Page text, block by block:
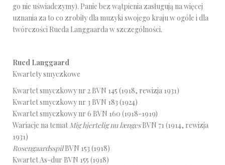
go nie uświadczymy). Panie bez wątpienia zasługują na więcej
uznania za to co zrobiły dla muzyki swojego kraju w ogóle i dla
twórczości Rueda Langgaarda w szczególności.
Rued Langgaard
Kwartety smyczkowe
Kwartet smyczkowy nr 2 BVN 145 (1918, rewizja 1931)
Kwartet smyczkowy nr 3 BVN 183 (1924)
Kwartet smyczkowy nr 6 BVN 160 (1918-1919)
Wariacje na tematMig hjertelig nu længesBVN 71 (1914, rewizja
1931)
RosengaardsspilBVN 153 (1918)
Kwartet As-dur BVN 155 (1918)